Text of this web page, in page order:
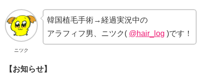
ニツク
韓国植毛手術→経過実況中の
アラフィフ男、ニツク( @hair_log )です！
【お知らせ】